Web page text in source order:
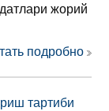
жорий
подробно
тартиби